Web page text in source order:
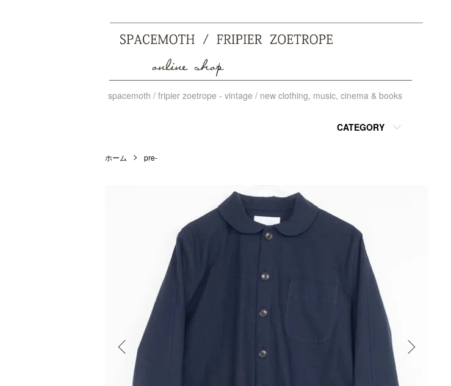
spacemoth / fripier zoetrope - vintage / new clothing, music, cinema & books
CATEGORY
ホーム pre-